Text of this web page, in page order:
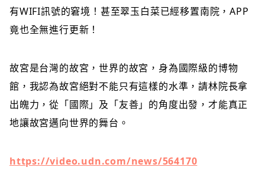
有WIFI訊號的窘境！甚至翠玉白菜已經移置南院，APP
竟也全無進行更新！
故宮是台灣的故宮，世界的故宮，身為國際級的博物
館，我認為故宮絕對不能只有這樣的水準，請林院長拿
出魄力，從「國際」及「友善」的角度出發，才能真正
地讓故宮邁向世界的舞台。
https://video.udn.com/news/564170